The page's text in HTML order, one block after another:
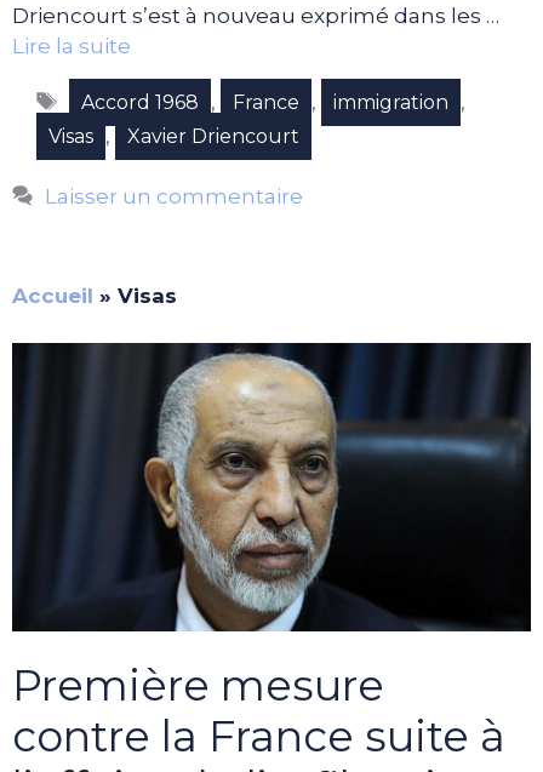
Driencourt s’est à nouveau exprimé dans les …
Lire la suite
Étiquettes
Accord 1968 , France , immigration ,
Visas , Xavier Driencourt
Laisser un commentaire
Accueil » Visas
Première mesure
contre la France suite à